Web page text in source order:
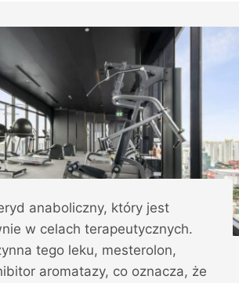
anaboliczny, który jest
w celach terapeutycznych.
tego leku, mesterolon,
aromatazy, co oznacza, że